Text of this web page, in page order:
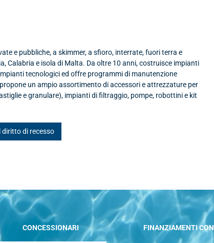
e pubbliche, a skimmer, a sfioro, interrate, fuori terra e
Calabria e isola di Malta. Da oltre 10 anni, costruisce impianti
tecnologici ed offre programmi di manutenzione
un ampio assortimento di accessori e attrezzature per
e granulare), impianti di filtraggio, pompe, robottini e kit
diritto di recesso
CONCESSIONARI FINANZIAMENTI CON